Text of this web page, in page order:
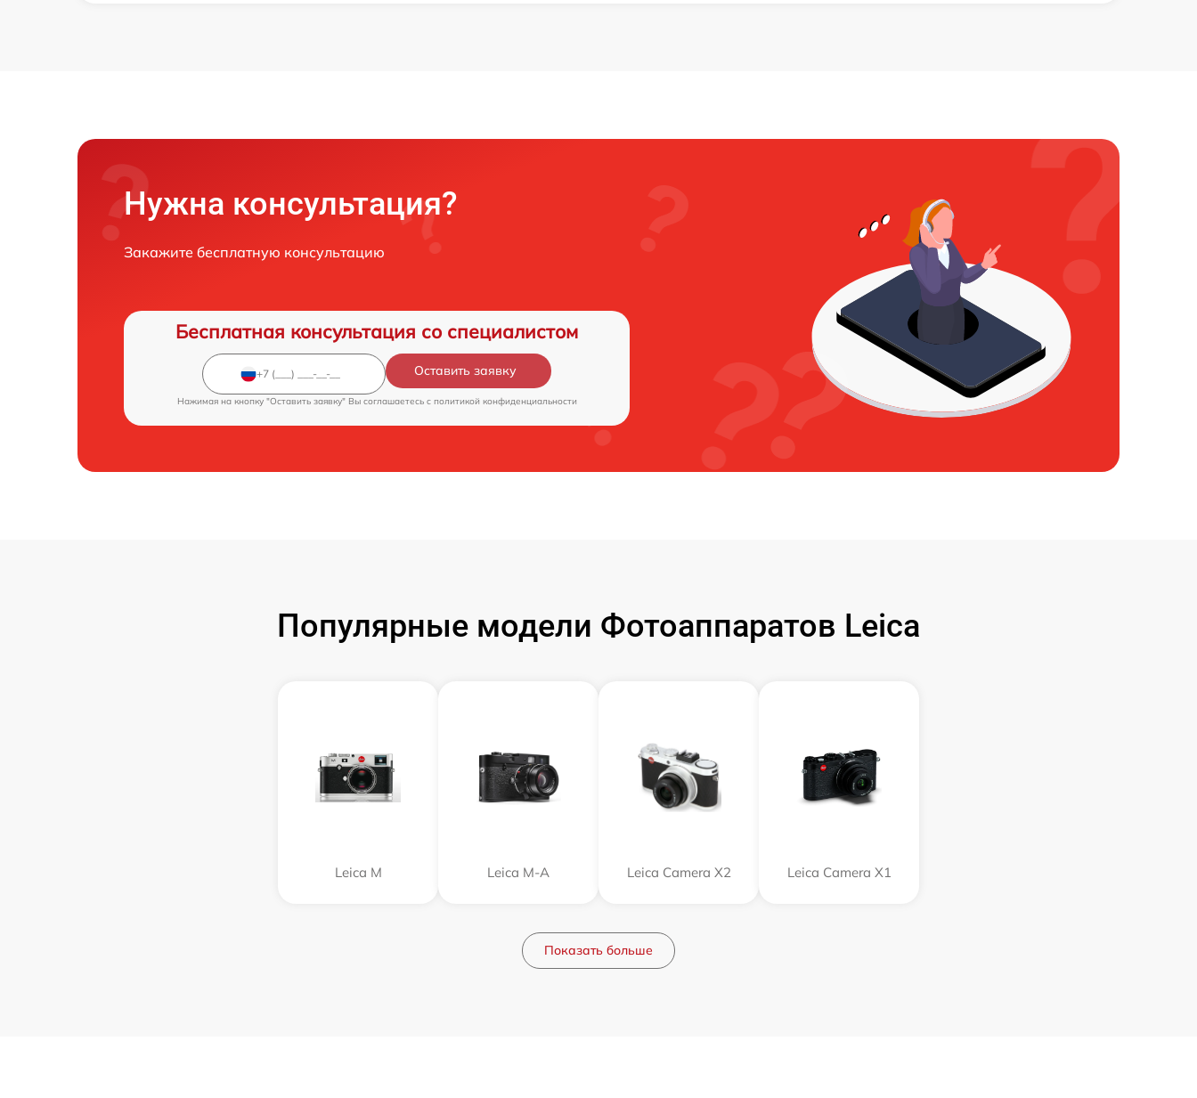
Нужна консультация?
Закажите бесплатную консультацию
Бесплатная консультация со специалистом
Оставить заявку
Нажимая на кнопку "Оставить заявку" Вы соглашаетесь c политикой конфиденциальности
Популярные модели Фотоаппаратов Leica
Leica M Leica M-A Leica Camera X2 Leica Camera X1
Показать больше